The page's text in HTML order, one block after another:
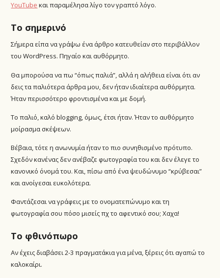
YouTube και παραμέλησα λίγο τον γραπτό λόγο.
Το σημερινό
Σήμερα είπα να γράψω ένα άρθρο κατευθείαν στο περιβάλλον
του WordPress. Πηγαίο και αυθόρμητο.
Θα μπορούσα να πω “όπως παλιά”, αλλά η αλήθεια είναι ότι αν
δεις τα παλιότερα άρθρα μου, δεν ήταν ιδιαίτερα αυθόρμητα.
Ήταν περισσότερο φροντισμένα και με δομή.
Το παλιό, καλό blogging, όμως, έτσι ήταν. Ήταν το αυθόρμητο
μοίρασμα σκέψεων.
Βέβαια, τότε η ανωνυμία ήταν το πιο συνηθισμένο πρότυπο.
Σχεδόν κανένας δεν ανέβαζε φωτογραφία του και δεν έλεγε το
κανονικό όνομά του. Και, πίσω από ένα ψευδώνυμο “κρύβεσαι”
και ανοίγεσαι ευκολότερα.
Φαντάζεσαι να γράφεις με το ονοματεπώνυμο και τη
φωτογραφία σου πόσο μισείς πχ το αφεντικό σου; Χαχα!
Το φθινόπωρο
Αν έχεις διαβάσει 2-3 πραγματάκια για μένα, ξέρεις ότι αγαπώ το
καλοκαίρι.